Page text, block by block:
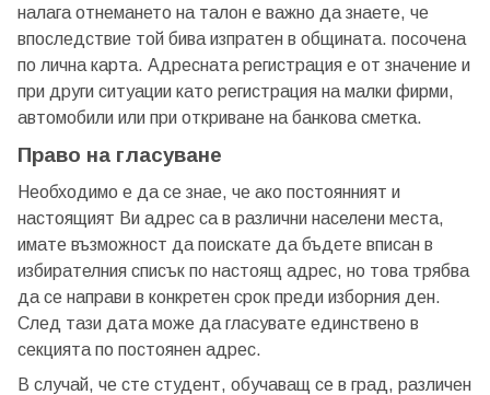
налага отнемането на талон е важно да знаете, че
впоследствие той бива изпратен в общината. посочена
по лична карта. Адресната регистрация е от значение и
при други ситуации като регистрация на малки фирми,
автомобили или при откриване на банкова сметка.
Право на гласуване
Необходимо е да се знае, че ако постоянният и
настоящият Ви адрес са в различни населени места,
имате възможност да поискате да бъдете вписан в
избирателния списък по настоящ адрес, но това трябва
да се направи в конкретен срок преди изборния ден.
След тази дата може да гласувате единствено в
секцията по постоянен адрес.
В случай, че сте студент, обучаващ се в град, различен